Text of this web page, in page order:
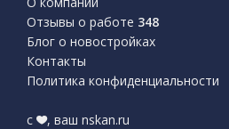
Отзывы о работе 348
Блог о новостройках
Контакты
Политика конфиденциальности
с , ваш nskan.ru